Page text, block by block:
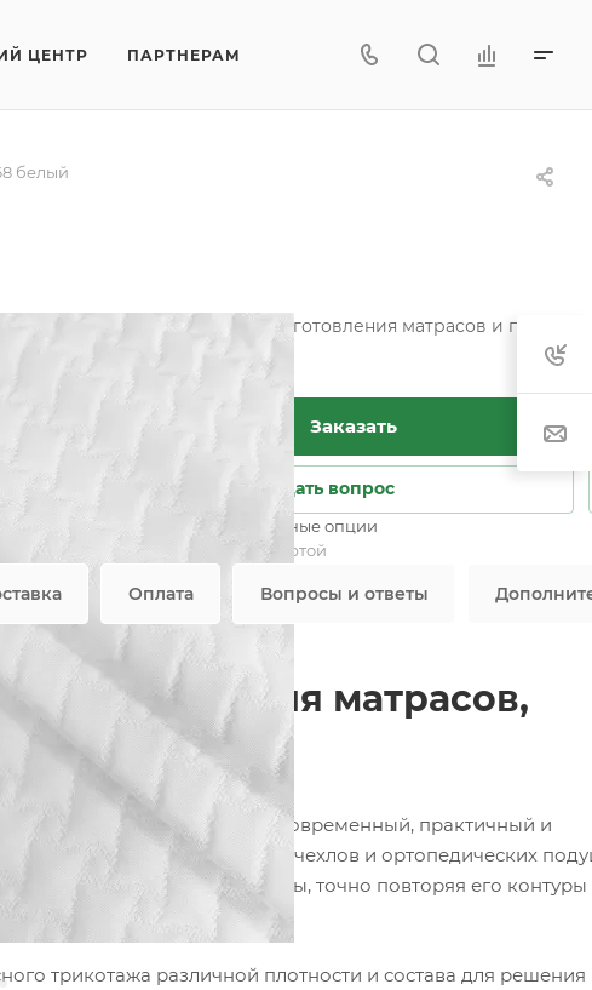
ЦЕНТР ПАРТНЕРАМ
белый
синтетических тканей для изготовления матрасов и пошива
Заказать
Задать вопрос
Возможны дополнительные опции
Не является публичной офертой
Оплата Вопросы и ответы
— ткань для матрасов,
фабрики ФОРТЕКС — это современный, практичный и
наматрасников, защитных чехлов и ортопедических
изделие любой формы, точно повторяя его контуры
трикотажа различной плотности и состава для решения